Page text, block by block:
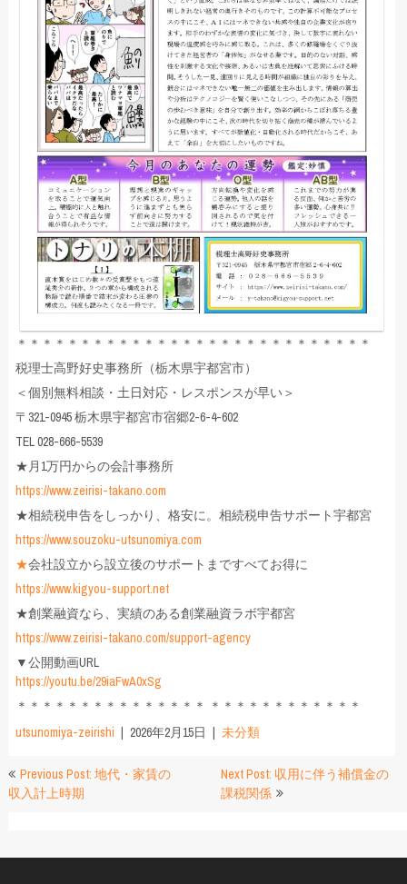
＊＊＊＊＊＊＊＊＊＊＊＊＊＊＊＊＊＊＊＊＊＊＊＊＊＊＊＊
税理士高野好史事務所（栃木県宇都宮市）
＜個別無料相談・土日対応・レスポンスが早い＞
〒321-0945 栃木県宇都宮市宿郷2-6-4-602
TEL 028-666-5539
★月1万円からの会計事務所
https://www.zeirisi-takano.com
★相続税申告をしっかり、格安に。相続税申告サポート宇都宮
https://www.souzoku-utsunomiya.com
★会社設立から設立後のサポートまですべてお得に
https://www.kigyou-support.net
★創業融資なら、実績のある創業融資ラボ宇都宮
https://www.zeirisi-takano.com/support-agency
▼公開動画URL
https://youtu.be/29iaFwA0xSg
＊＊＊＊＊＊＊＊＊＊＊＊＊＊＊ ＊＊＊＊＊＊＊＊＊＊＊＊
utsunomiya-zeirishi
2026年2月15日 未分類
投
稿
ビ
Previous Post: 地代・家賃の
収入計上時期
Next Post: 収用に伴う補償金の
課税関係